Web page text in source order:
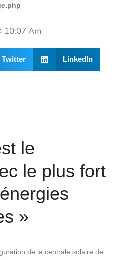
10:07 Am
Twitter LinkedIn
le
le plus fort
»
de la centrale solaire de